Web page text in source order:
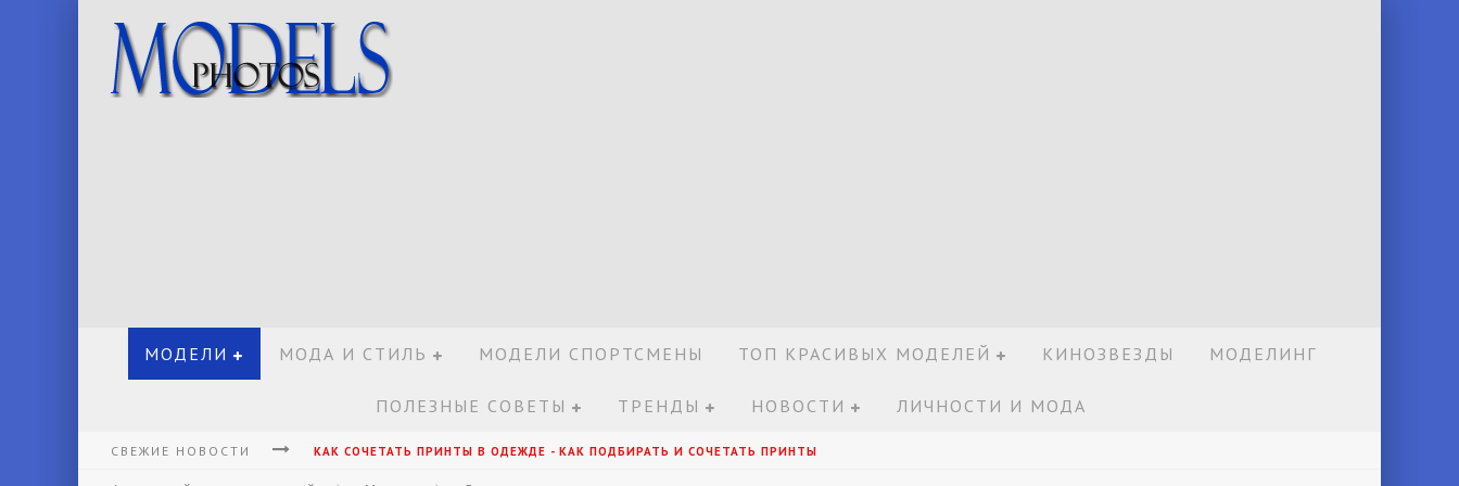
МОДЕЛИ МОДА И СТИЛЬ МОДЕЛИ СПОРТСМЕНЫ ТОП КРАСИВЫХ МОДЕЛЕЙ КИНОЗВЕЗДЫ МОДЕЛИНГ
ПОЛЕЗНЫЕ СОВЕТЫ ТРЕНДЫ НОВОСТИ ЛИЧНОСТИ И МОДА
СВЕЖИЕ НОВОСТИ КАК СОЧЕТАТЬ ПРИНТЫ В ОДЕЖДЕ - КАК ПОДБИРАТЬ И СОЧЕТАТЬ ПРИНТЫ